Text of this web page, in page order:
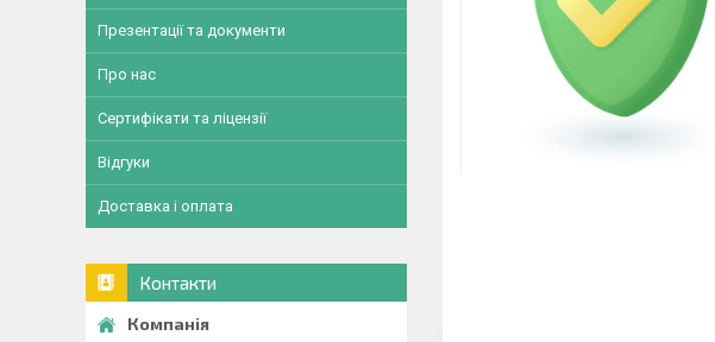
Презентації та документи
Про нас
Сертифікати та ліцензії
Відгуки
Доставка і оплата
Контакти